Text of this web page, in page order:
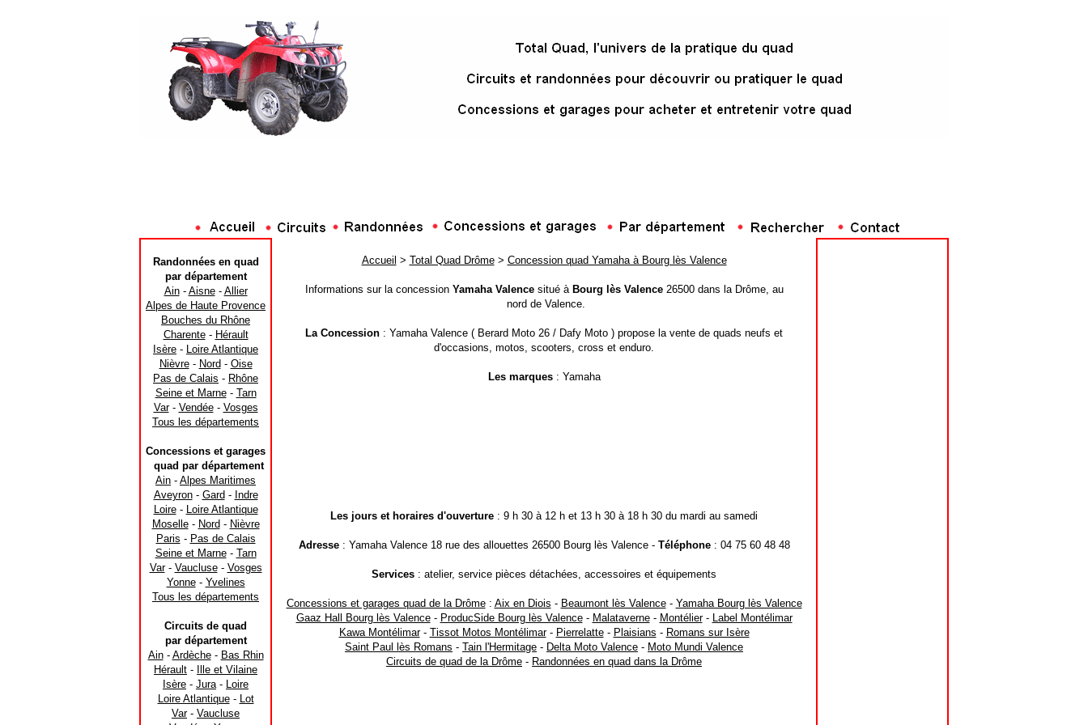
Randonnées en quad
par département
Ain- Aisne- Allier
Alpes de Haute Provence
Bouches du Rhône
Charente- Hérault
Isère - Loire Atlantique
Nièvre- Nord - Oise
Pas de Calais - Rhône
Seine et Marne- Tarn
Var- Vendée- Vosges
Tous les départements
Concessions et garages
quad par département
Ain - Alpes Maritimes
Aveyron- Gard - Indre
Loire- Loire Atlantique
Moselle- Nord - Nièvre
Paris - Pas de Calais
Seine et Marne- Tarn
Var- Vaucluse- Vosges
Yonne- Yvelines
Tous les départements
Circuits de quad
par département
Ain- Ardèche- Bas Rhin
Hérault -
Ille et Vilaine
Isère - Jura- Loire
Loire Atlantique- Lot
Var- Vaucluse
Accueil > Total Quad Drôme> Concession quad Yamaha à Bourg lès Valence
Informations sur la concession Yamaha Valencesitué à Bourg lès Valence26500 dans la Drôme, au
nord de Valence.
La Concession : Yamaha Valence ( Berard Moto 26 / Dafy Moto ) propose la vente de quads neufs et
d'occasions, motos, scooters, cross et enduro.
Les marques: Yamaha
Les jours et horaires d'ouverture : 9 h 30 à 12 h et 13 h 30 à 18 h 30 du mardi au samedi
Adresse: Yamaha Valence 18 rue des allouettes 26500 Bourg lès Valence - Téléphone: 04 75 60 48 48
Services : atelier, service pièces détachées, accessoires et équipements
Concessions et garages quad de la Drôme: Aix en Diois - Beaumont lès Valence- Yamaha Bourg lès Valence
Gaaz Hall Bourg lès Valence- ProducSide Bourg lès Valence- Malataverne- Montélier- Label Montélimar
Kawa Montélimar- Tissot Motos Montélimar- Pierrelatte- Plaisians - Romans sur Isère
Saint Paul lès Romans - Tain l'Hermitage - Delta Moto Valence - Moto Mundi Valence
Circuits de quad de la Drôme - Randonnées en quad dans la Drôme